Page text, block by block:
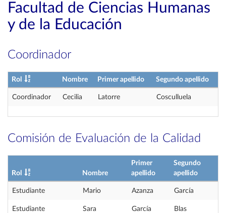
Facultad de Ciencias Humanas
y de la Educación
Coordinador
Rol Nombre Primer apellido Segundo apellido
Coordinador Cecilia Latorre Cosculluela
Comisión de Evaluación de la Calidad
Rol Nombre
Primer
apellido
Segundo
apellido
Estudiante Mario Azanza García
Estudiante Sara García Blas